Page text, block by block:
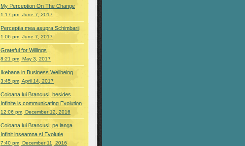
My Perception On The Change
1:17 pm, June 7, 2017
Perceptia mea asupra Schimbarii
1:06 pm, June 7, 2017
Grateful for Willings
8:21 pm, May 3, 2017
Ikebana in Business Wellbeing
3:45 pm, April 14, 2017
Coloana lui Brancusi, besides
Infinite is communicating Evolution
12:06 pm, December 12, 2016
Coloana lui Brancusi, pe langa
Infinit inseamna si Evolutie
7:40 pm, December 11, 2016